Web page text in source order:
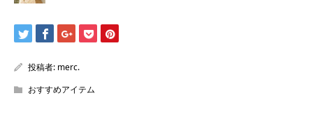
投稿者: merc.
おすすめアイテム